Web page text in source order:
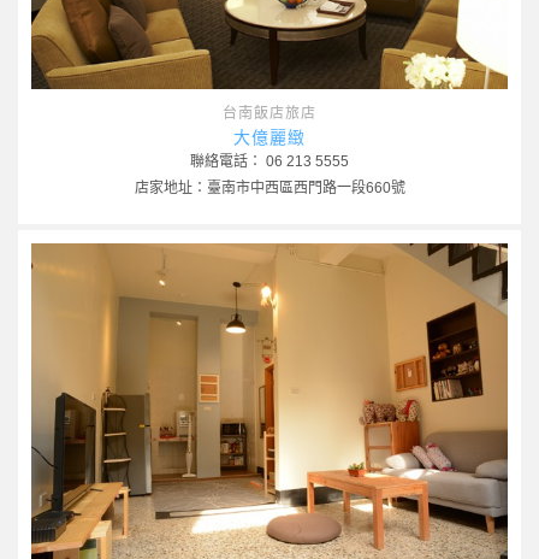
台南飯店旅店
大億麗緻
聯絡電話： 06 213 5555
店家地址：臺南市中西區西門路一段660號